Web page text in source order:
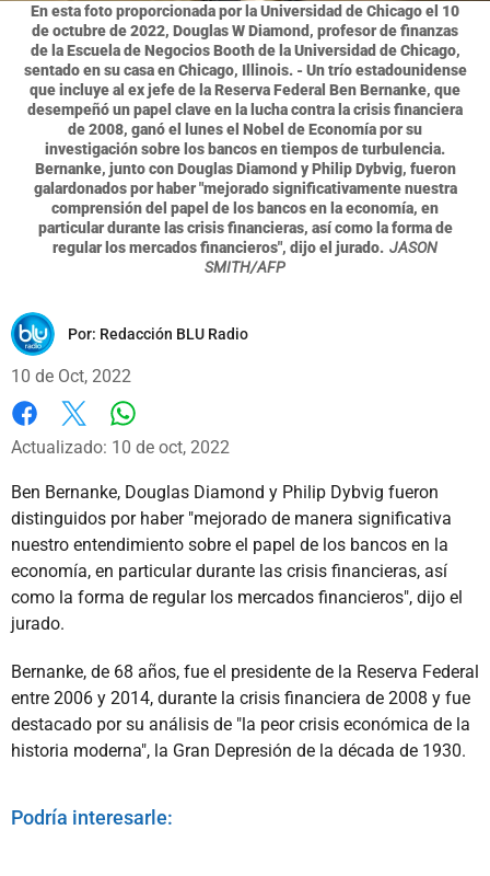
En esta foto proporcionada por la Universidad de Chicago el 10
de octubre de 2022, Douglas W Diamond, profesor de finanzas
de la Escuela de Negocios Booth de la Universidad de Chicago,
sentado en su casa en Chicago, Illinois. - Un trío estadounidense
que incluye al ex jefe de la Reserva Federal Ben Bernanke, que
desempeñó un papel clave en la lucha contra la crisis financiera
de 2008, ganó el lunes el Nobel de Economía por su
investigación sobre los bancos en tiempos de turbulencia.
Bernanke, junto con Douglas Diamond y Philip Dybvig, fueron
galardonados por haber "mejorado significativamente nuestra
comprensión del papel de los bancos en la economía, en
particular durante las crisis financieras, así como la forma de
regular los mercados financieros", dijo el jurado. JASON
SMITH/AFP
Por: Redacción BLU Radio
10 de Oct, 2022
Facebook
X
Actualizado: 10 de oct, 2022
Ben Bernanke, Douglas Diamond y Philip Dybvig fueron
distinguidos por haber "mejorado de manera significativa
nuestro entendimiento sobre el papel de los bancos en la
economía, en particular durante las crisis financieras, así
como la forma de regular los mercados financieros", dijo el
jurado.
Bernanke, de 68 años, fue el presidente de la Reserva Federal
entre 2006 y 2014, durante la crisis financiera de 2008 y fue
destacado por su análisis de "la peor crisis económica de la
historia moderna", la Gran Depresión de la década de 1930.
Podría interesarle: